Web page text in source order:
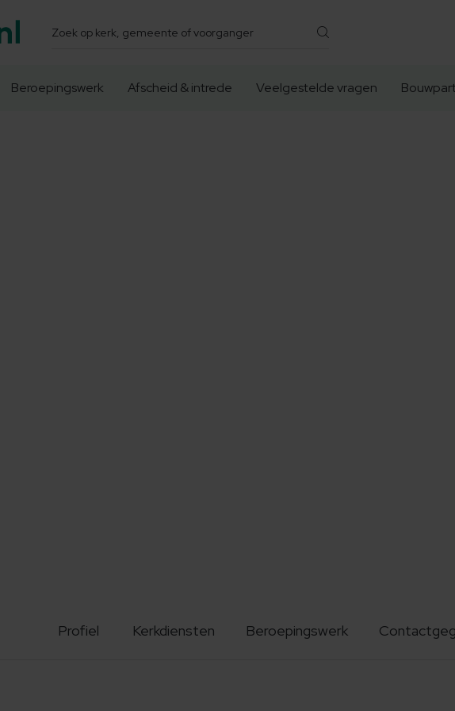
Zoeken
Beroepingswerk Afscheid & intrede Veelgestelde vragen
Profiel Kerkdiensten Beroepingswerk